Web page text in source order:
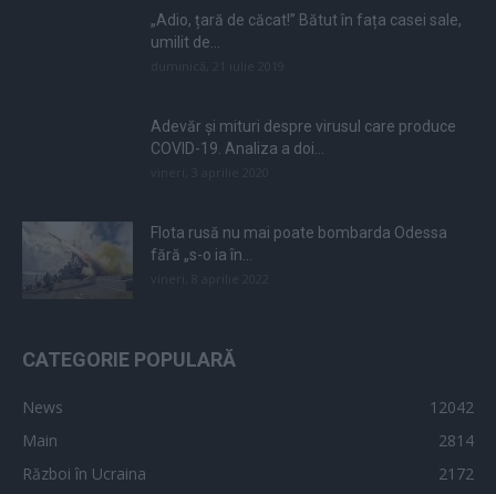
„Adio, țară de căcat!” Bătut în fața casei sale,
umilit de...
Adevăr și mituri despre virusul care produce
COVID-19. Analiza a doi...
Flota rusă nu mai poate bombarda Odessa
fără „s-o ia în...
CATEGORIE POPULARĂ
News
12042
Main
2814
Război în Ucraina
2172